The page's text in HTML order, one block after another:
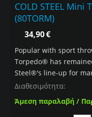
COLD STEEL
(80TORM)
34,90€
Popular with sport
Torpedo® has
Steel®'s line-up for
Διαθεσιμότητα:
Άμεση παραλαβή /